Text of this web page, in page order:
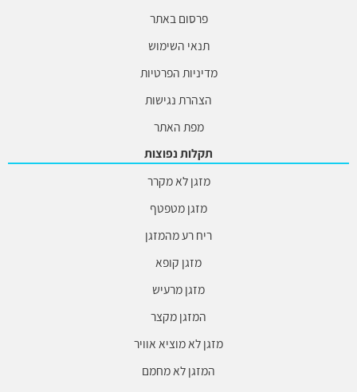
פרסום באתר
תנאי השימוש
מדיניות הפרטיות
הצהרת נגישות
מפת האתר
תקלות נפוצות
מזגן לא מקרר
מזגן מטפטף
ריח רע מהמזגן
מזגן קופא
מזגן מרעיש
המזגן מקצר
מזגן לא מוציא אוויר
המזגן לא מחמם